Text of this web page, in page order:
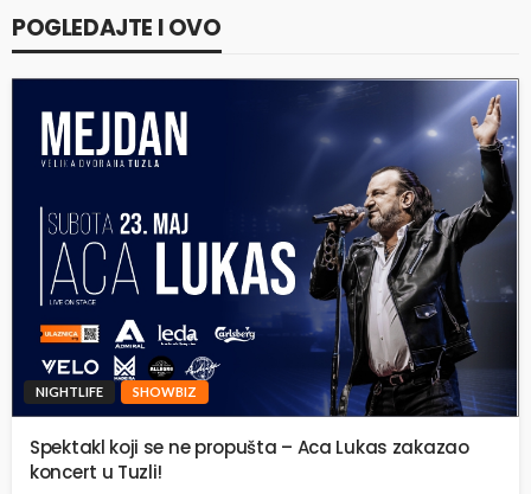
POGLEDAJTE I OVO
NIGHTLIFE SHOWBIZ
Spektakl koji se ne propušta – Aca Lukas zakazao
koncert u Tuzli!